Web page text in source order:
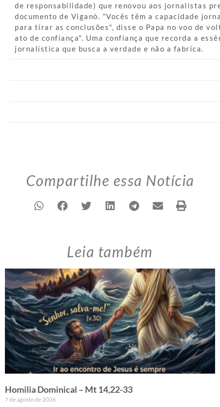
de responsabilidade) que renovou aos jornalistas
documento de Viganò. "Vocês têm a capacidade
para tirar as conclusões", disse o Papa no voo de
ato de confiança". Uma confiança que recorda a
jornalística que busca a verdade e não a fabrica.
Compartilhe essa Notícia
Leia também
Homilia Dominical – Mt 14,22-33
7 de agosto de 2026